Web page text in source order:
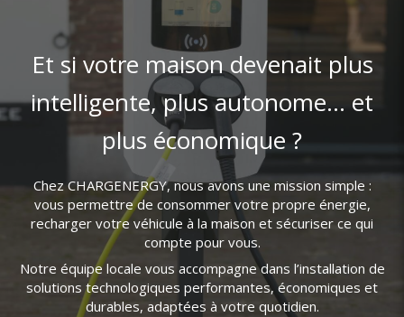
Et si votre maison devenait plus
intelligente, plus autonome… et
plus économique ?
Chez CHARGENERGY, nous avons une mission simple :
vous permettre de consommer votre propre énergie,
recharger votre véhicule à la maison et sécuriser ce qui
compte pour vous.
Notre équipe locale vous accompagne dans l’installation de
solutions technologiques performantes, économiques et
durables, adaptées à votre quotidien.